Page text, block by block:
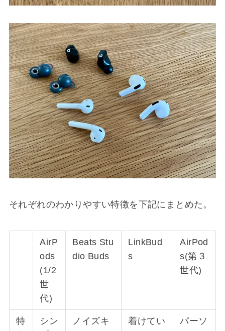
それぞれのわかりやすい特徴を下記にまとめた。
AirP
ods
(1/2
世
代)
Beats Stu
dio Buds
LinkBud
s
AirPod
s(第３
世代)
特
シン
ノイズキ
着けてい
パーソ